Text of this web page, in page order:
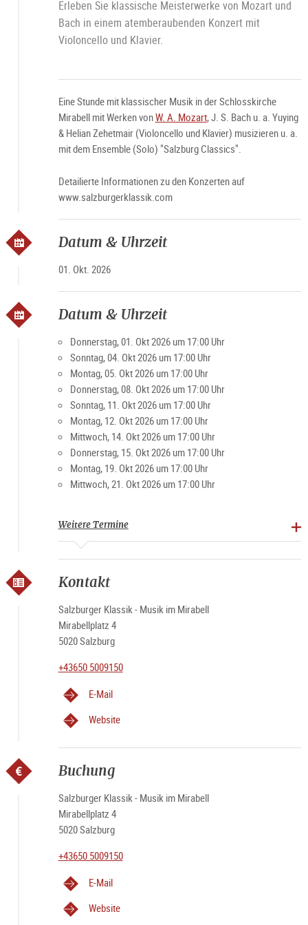
Erleben Sie klassische Meisterwerke von Mozart und
Bach in einem atemberaubenden Konzert mit
Violoncello und Klavier.
Eine Stunde mit klassischer Musik in der Schlosskirche
Mirabell mit Werken vonW. A. Mozart, J. S. Bach u. a. Yuying
& Helian Zehetmair (Violoncello und Klavier) musizieren u. a.
mit dem Ensemble (Solo) "Salzburg Classics".
Detailierte Informationen zu den Konzerten auf
www.salzburgerklassik.com
Datum & Uhrzeit
01. Okt. 2026
Datum & Uhrzeit
Donnerstag, 01. Okt 2026 um 17:00 Uhr
Sonntag, 04. Okt 2026 um 17:00 Uhr
Montag, 05. Okt 2026 um 17:00 Uhr
Donnerstag, 08. Okt 2026 um 17:00 Uhr
Sonntag, 11. Okt 2026 um 17:00 Uhr
Montag, 12. Okt 2026 um 17:00 Uhr
Mittwoch, 14. Okt 2026 um 17:00 Uhr
Donnerstag, 15. Okt 2026 um 17:00 Uhr
Montag, 19. Okt 2026 um 17:00 Uhr
Mittwoch, 21. Okt 2026 um 17:00 Uhr
Weitere Termine
Kontakt
Salzburger Klassik - Musik im Mirabell
Mirabellplatz 4
5020 Salzburg
+43650 5009150
E-Mail
Website
Buchung
Salzburger Klassik - Musik im Mirabell
Mirabellplatz 4
5020 Salzburg
+43650 5009150
E-Mail
Website